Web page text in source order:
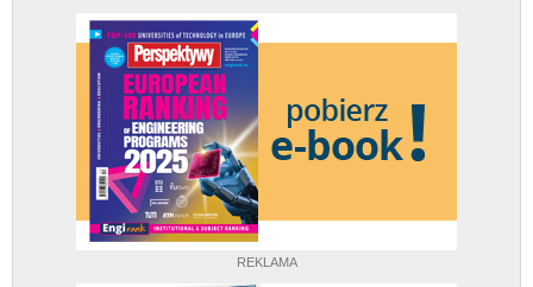
REKLAMA